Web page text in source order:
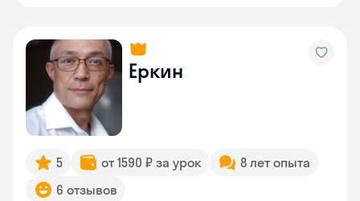
Еркин
5 от 1590 ₽ за урок
8 лет опыта
6 отзывов